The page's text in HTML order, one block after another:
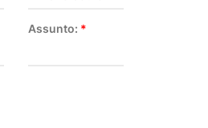
Assunto: *